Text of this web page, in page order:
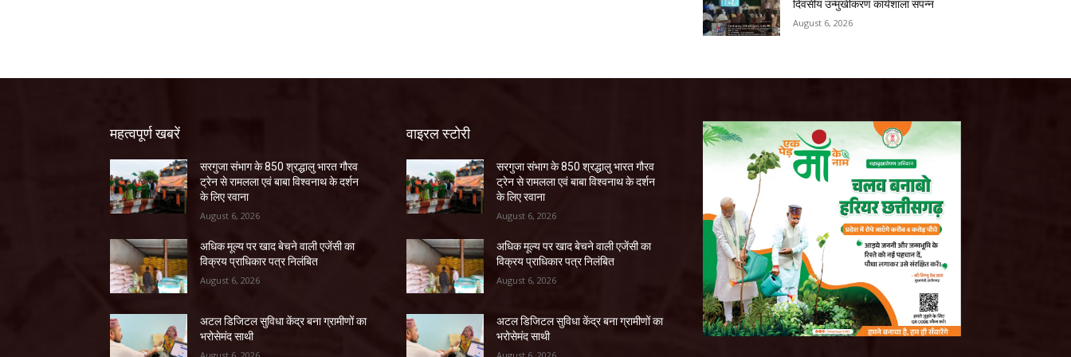
दिवसीय उन्मुखीकरण कार्यशाला संपन्न
August 6, 2026
महत्वपूर्ण खबरें
सरगुजा संभाग के 850 श्रद्धालु भारत गौरव
ट्रेन से रामलला एवं बाबा विश्वनाथ के दर्शन
के लिए रवाना
August 6, 2026
अधिक मूल्य पर खाद बेचने वाली एजेंसी का
विक्रय प्राधिकार पत्र निलंबित
August 6, 2026
अटल डिजिटल सुविधा केंद्र बना ग्रामीणों का
भरोसेमंद साथी
वाइरल स्टोरी
सरगुजा संभाग के 850 श्रद्धालु भारत गौरव
ट्रेन से रामलला एवं बाबा विश्वनाथ के दर्शन
के लिए रवाना
August 6, 2026
अधिक मूल्य पर खाद बेचने वाली एजेंसी का
विक्रय प्राधिकार पत्र निलंबित
August 6, 2026
अटल डिजिटल सुविधा केंद्र बना ग्रामीणों का
भरोसेमंद साथी